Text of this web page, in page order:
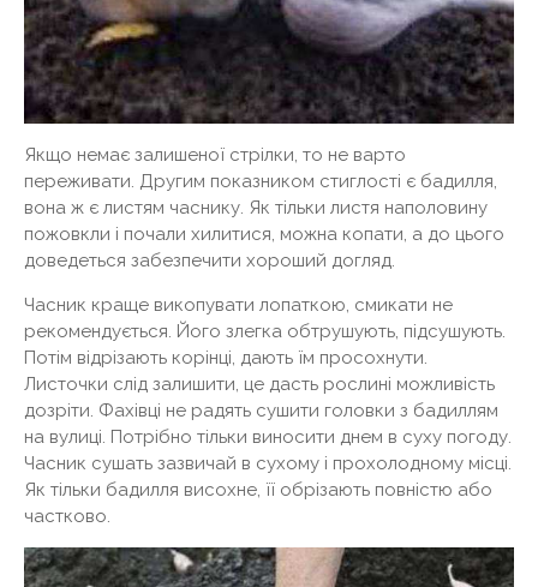
Якщо немає залишеної стрілки, то не варто
переживати. Другим показником стиглості є бадилля,
вона ж є листям часнику. Як тільки листя наполовину
пожовкли і почали хилитися, можна копати, а до цього
доведеться забезпечити хороший догляд.
Часник краще викопувати лопаткою, смикати не
рекомендується. Його злегка обтрушують, підсушують.
Потім відрізають корінці, дають їм просохнути.
Листочки слід залишити, це дасть рослині можливість
дозріти. Фахівці не радять сушити головки з бадиллям
на вулиці. Потрібно тільки виносити днем ​​в суху погоду.
Часник сушать зазвичай в сухому і прохолодному місці.
Як тільки бадилля висохне, її обрізають повністю або
частково.